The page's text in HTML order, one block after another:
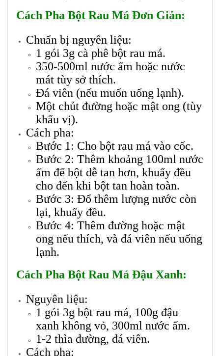
Cách Pha Bột Rau Má Đơn Giản:
Chuẩn bị nguyên liệu:
1 gói 3g cà phê bột rau má.
350-500ml nước ấm hoặc nước
mát tùy sở thích.
Đá viên (nếu muốn uống lạnh).
Một chút đường hoặc mật ong (tùy
khẩu vị).
Cách pha:
Bước 1: Cho bột rau má vào cốc.
Bước 2: Thêm khoảng 100ml nước
ấm để bột dễ tan hơn, khuấy đều
cho đến khi bột tan hoàn toàn.
Bước 3: Đổ thêm lượng nước còn
lại, khuấy đều.
Bước 4: Thêm đường hoặc mật
ong nếu thích, và đá viên nếu uống
lạnh.
Cách Pha Bột Rau Má Đậu Xanh:
Nguyên liệu:
1 gói 3g bột rau má, 100g đậu
xanh không vỏ, 300ml nước ấm.
1-2 thìa đường, đá viên.
Cách pha: